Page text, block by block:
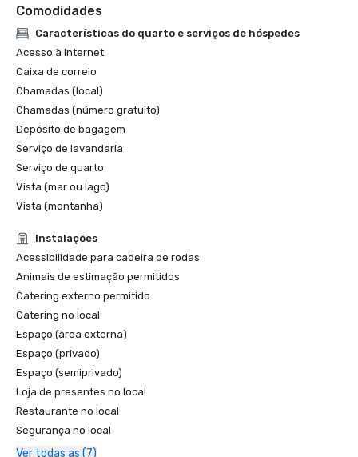
Comodidades
Características do quarto e serviços de hóspedes
Acesso à Internet
Caixa de correio
Chamadas (local)
Chamadas (número gratuito)
Depósito de bagagem
Serviço de lavandaria
Serviço de quarto
Vista (mar ou lago)
Vista (montanha)
Instalações
Acessibilidade para cadeira de rodas
Animais de estimação permitidos
Catering externo permitido
Catering no local
Espaço (área externa)
Espaço (privado)
Espaço (semiprivado)
Loja de presentes no local
Restaurante no local
Segurança no local
Ver todas as (7)